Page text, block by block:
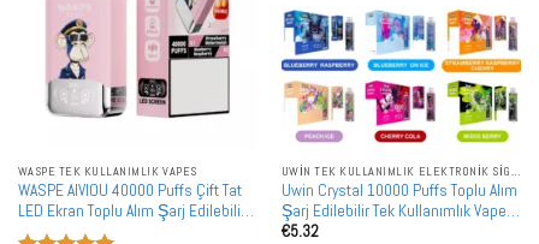
WASPE TEK KULLANIMLIK VAPES
WASPE AIVIOU 40000 Puffs Çift Tat
LED Ekran Toplu Alım Şarj Edilebilir
Tek Kullanımlık Vape Toptan Satış
UWIN TEK KULLANIMLIK ELEKTRONIK SIGARALAR
Uwin Crystal 10000 Puffs Toplu Alım
Şarj Edilebilir Tek Kullanımlık Vape
Toptan Satış
€5.32